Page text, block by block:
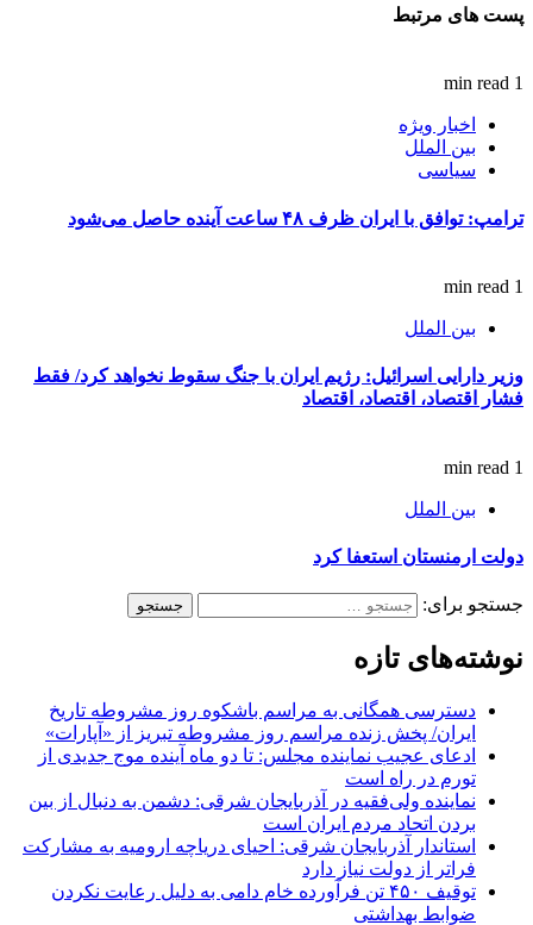
پست های مرتبط
1 min read
اخبار ویژه
بین الملل
سیاسی
ترامپ: توافق با ایران ظرف ۴۸ ساعت آینده حاصل می‌شود
1 min read
بین الملل
وزیر دارایی اسرائیل: رژیم ایران با جنگ سقوط نخواهد کرد/ فقط
فشار اقتصاد، اقتصاد، اقتصاد
1 min read
بین الملل
دولت ارمنستان استعفا کرد
جستجو برای:
نوشته‌های تازه
دسترسی همگانی به مراسم باشکوه روز مشروطه تاریخ
ایران/ پخش زنده مراسم روز مشروطه تبریز از «آپارات»
ادعای عجیب نماینده مجلس: تا دو ماه آینده موج جدیدی از
تورم در راه است
نماینده ولی‌فقیه در آذربایجان شرقی: دشمن به دنبال از بین
بردن اتحاد مردم ایران است
استاندار آذربایجان شرقی: احیای دریاچه ارومیه به مشارکت
فراتر از دولت نیاز دارد
توقیف ۴۵۰ تن فرآورده خام دامی به دلیل رعایت نکردن
ضوابط بهداشتی